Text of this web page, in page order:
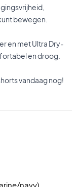
bewegen.
en met Ultra Dry-
en droog.
vandaag nog!
navy)